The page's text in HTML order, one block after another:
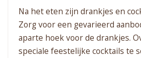
Na het eten zijn drankjes en
Zorg voor een gevarieerd
aparte hoek voor de drankjes.
speciale feestelijke cocktails te